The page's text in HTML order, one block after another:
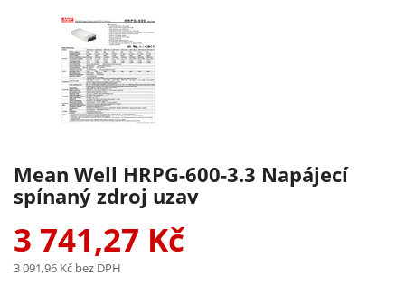
Mean Well HRPG-600-3.3 Napájecí
spínaný zdroj uzav
3 741,27 Kč
3 091,96 Kč bez DPH